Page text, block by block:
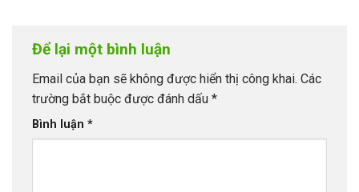
Để lại một bình luận
Email của bạn sẽ không được hiển thị công khai. Các
trường bắt buộc được đánh dấu *
Bình luận *